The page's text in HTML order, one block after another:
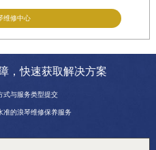
维修中心
，快速获取解决方案
式与服务类型提交
准的浪琴维修保养服务